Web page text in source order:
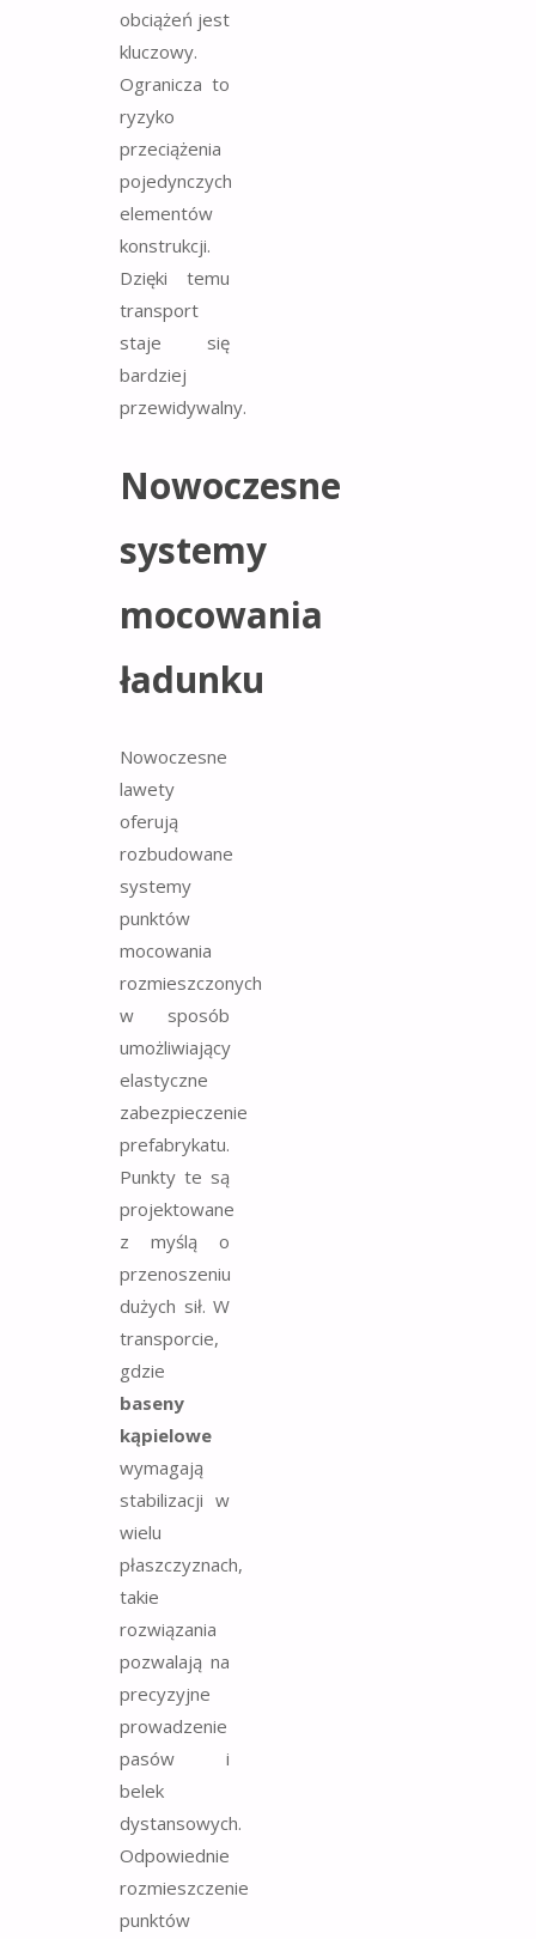
obciążeń jest
kluczowy.
Ogranicza to
ryzyko
przeciążenia
pojedynczych
elementów
konstrukcji.
Dzięki temu
transport
staje się
bardziej
przewidywalny.
Nowoczesne
systemy
mocowania
ładunku
Nowoczesne
lawety
oferują
rozbudowane
systemy
punktów
mocowania
rozmieszczonych
w sposób
umożliwiający
elastyczne
zabezpieczenie
prefabrykatu.
Punkty te są
projektowane
z myślą o
przenoszeniu
dużych sił. W
transporcie,
gdzie
baseny
kąpielowe
wymagają
stabilizacji w
wielu
płaszczyznach,
takie
rozwiązania
pozwalają na
precyzyjne
prowadzenie
pasów i
belek
dystansowych.
Odpowiednie
rozmieszczenie
punktów